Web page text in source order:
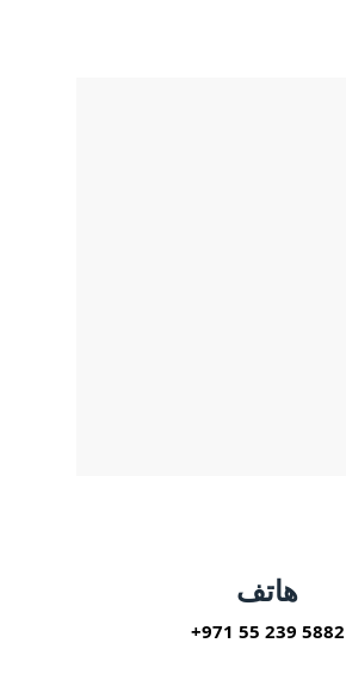
هاتف
+971 55 239 5882